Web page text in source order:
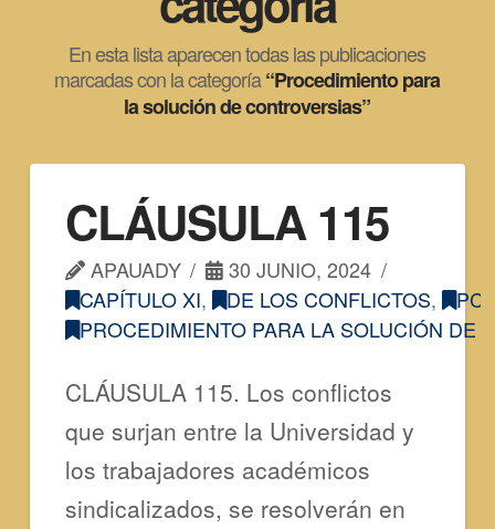
En esta lista aparecen todas las publicaciones
marcadas con la categoría“Procedimiento para
la solución de controversias”
CLÁUSULA 115
APAUADY
30 JUNIO, 2024
CAPÍTULO XI, DE LOS CONFLICTOS,
PROCEDIMIENTO PARA LA SOLUCIÓN DE
CLÁUSULA 115. Los conflictos
que surjan entre la Universidad y
los trabajadores académicos
sindicalizados, se resolverán en